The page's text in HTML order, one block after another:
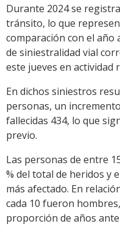
Durante 2024 se
tránsito, lo que
comparación con el
de siniestralidad vial
este jueves en actividad
En dichos siniestros
personas, un
fallecidas 434, lo que
previo.
Las personas de entre
% del total de heridos y
más afectado. En
cada 10 fueron
proporción de años